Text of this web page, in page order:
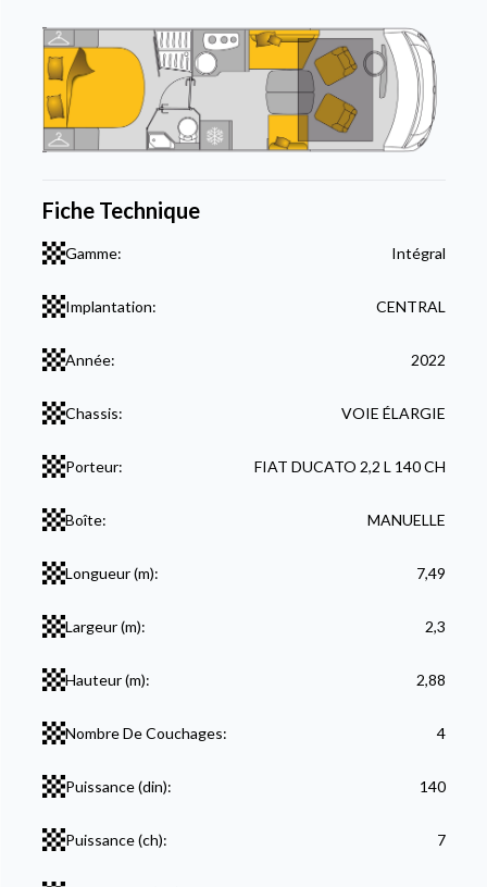
Fiche Technique
Gamme: Intégral
Implantation: CENTRAL
Année: 2022
Chassis: VOIE ÉLARGIE
Porteur: FIAT DUCATO 2,2 L 140 CH
Boîte: MANUELLE
Longueur (m): 7,49
Largeur (m): 2,3
Hauteur (m): 2,88
Nombre De Couchages: 4
Puissance (din): 140
Puissance (ch): 7